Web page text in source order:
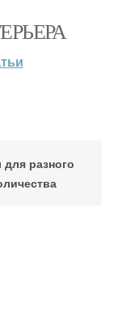
для разного